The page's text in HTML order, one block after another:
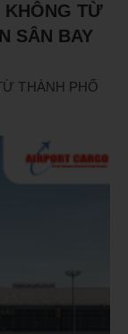
KHÔNG TỪ
SÂN BAY
THÀNH PHỐ